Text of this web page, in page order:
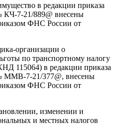
в редакции приказа
7-21/889@ внесены
ФНС России от
организации о
по транспортному налогу
115064) в редакции приказа
ММВ-7-21/377@, внесены
ФНС России от
изменении и
и местных налогов